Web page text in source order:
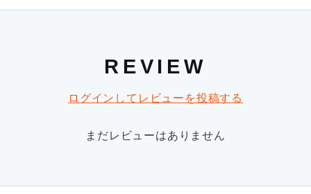
REVIEW
ログインしてレビューを投稿する
まだレビューはありません